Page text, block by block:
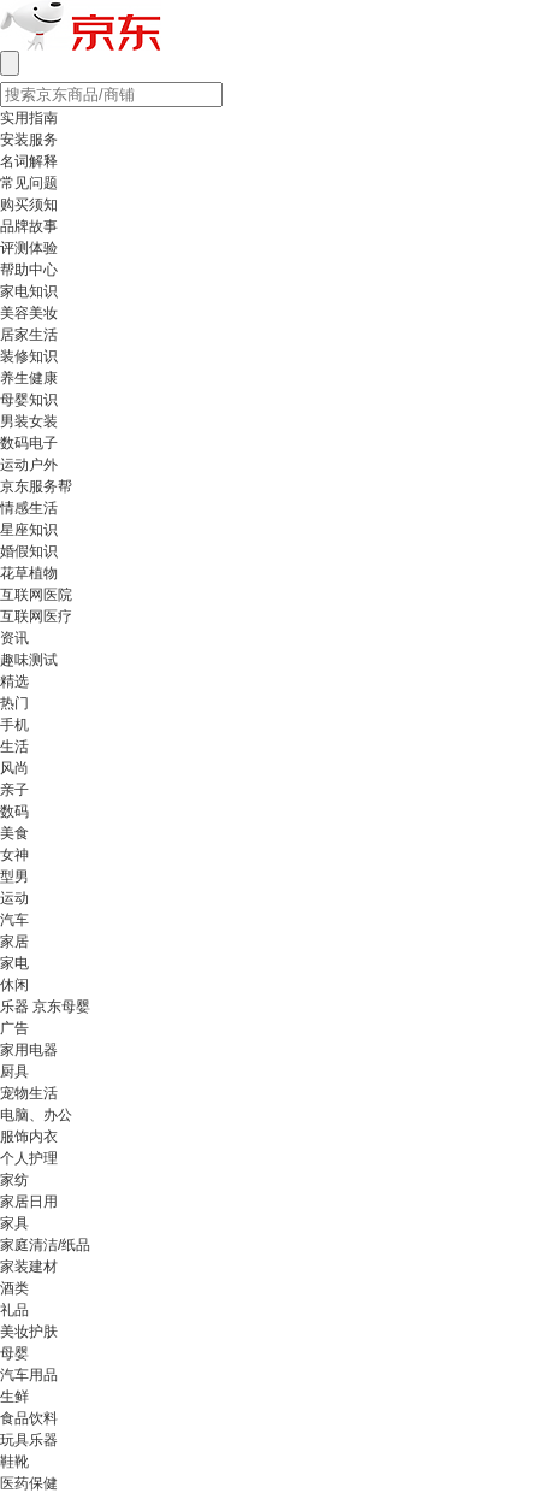
实用指南
安装服务
名词解释
常见问题
购买须知
品牌故事
评测体验
帮助中心
家电知识
美容美妆
居家生活
装修知识
养生健康
母婴知识
男装女装
数码电子
运动户外
京东服务帮
情感生活
星座知识
婚假知识
花草植物
互联网医院
互联网医疗
资讯
趣味测试
精选
热门
手机
生活
风尚
亲子
数码
美食
女神
型男
运动
汽车
家居
家电
休闲
乐器 京东母婴
广告
家用电器
厨具
宠物生活
电脑、办公
服饰内衣
个人护理
家纺
家居日用
家具
家庭清洁/纸品
家装建材
酒类
礼品
美妆护肤
母婴
汽车用品
生鲜
食品饮料
玩具乐器
鞋靴
医药保健